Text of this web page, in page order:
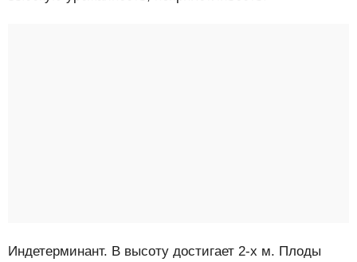
Индетерминант. В высоту достигает 2-х м. Плоды